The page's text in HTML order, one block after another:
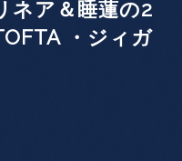
ネア＆睡蓮の2
・ジィガ